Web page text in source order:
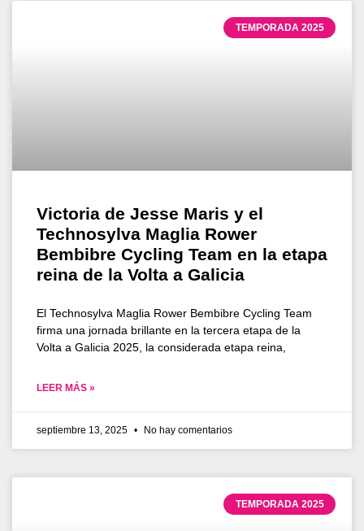
TEMPORADA 2025
Victoria de Jesse Maris y el
Technosylva Maglia Rower
Bembibre Cycling Team en la etapa
reina de la Volta a Galicia
El Technosylva Maglia Rower Bembibre Cycling Team
firma una jornada brillante en la tercera etapa de la
Volta a Galicia 2025, la considerada etapa reina,
LEER MÁS »
septiembre 13, 2025 No hay comentarios
TEMPORADA 2025